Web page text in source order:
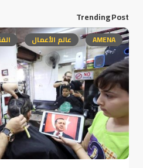
Trending Post
AMENA عالم الأعمال